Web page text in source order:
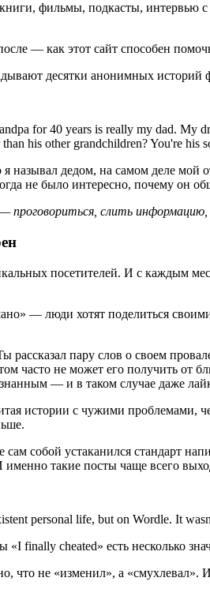
фильмы, подкасты, интервью
— как этот сайт способен
десятки анонимных
for 40 years is really my dad. My
his other grandchildren? You're his
я называл дедом, на самом деле
не было интересно, почему
проговориться, слить
посетителей. И с каждым
— люди хотят поделиться
рассказал пару слов о своем
часто не может его получить
— и в таком случае даже
истории с чужими проблемами,
собой устаканился стандарт
такие посты чаще всего
personal life, but on Wordle. It
«I finally cheated» есть несколько
что не «изменил», а «смухлевал». И